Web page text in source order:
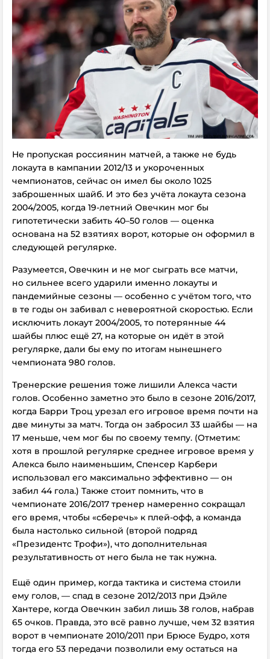
Не пропуская россиянин матчей, а также не будь
локаута в кампании 2012/13 и укороченных
чемпионатов, сейчас он имел бы около 1025
заброшенных шайб. И это без учёта локаута сезона
2004/2005, когда 19-летний Овечкин мог бы
гипотетически забить 40–50 голов — оценка
основана на 52 взятиях ворот, которые он оформил в
следующей регулярке.
Разумеется, Овечкин и не мог сыграть все матчи,
но сильнее всего ударили именно локауты и
пандемийные сезоны — особенно с учётом того, что
в те годы он забивал с невероятной скоростью. Если
исключить локаут 2004/2005, то потерянные 44
шайбы плюс ещё 27, на которые он идёт в этой
регулярке, дали бы ему по итогам нынешнего
чемпионата 980 голов.
Тренерские решения тоже лишили Алекса части
голов. Особенно заметно это было в сезоне 2016/2017,
когда Барри Троц урезал его игровое время почти на
две минуты за матч. Тогда он забросил 33 шайбы — на
17 меньше, чем мог бы по своему темпу. (Отметим:
хотя в прошлой регулярке среднее игровое время у
Алекса было наименьшим, Спенсер Карбери
использовал его максимально эффективно — он
забил 44 гола.) Также стоит помнить, что в
чемпионате 2016/2017 тренер намеренно сокращал
его время, чтобы «сберечь» к плей-офф, а команда
была настолько сильной (второй подряд
«Президентс Трофи»), что дополнительная
результативность от него была не так нужна.
Ещё один пример, когда тактика и система стоили
ему голов, — спад в сезоне 2012/2013 при Дэйле
Хантере, когда Овечкин забил лишь 38 голов, набрав
65 очков. Правда, это всё равно лучше, чем 32 взятия
ворот в чемпионате 2010/2011 при Брюсе Будро, хотя
тогда его 53 передачи позволили ему остаться на